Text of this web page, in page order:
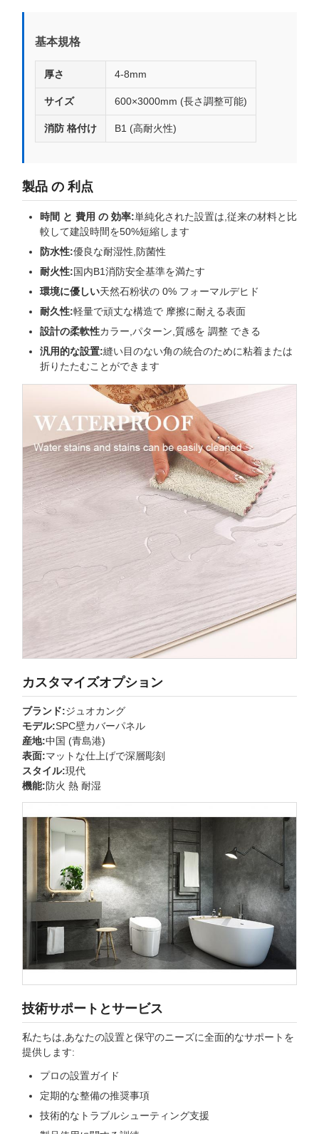
基本規格
厚さ 4-8mm
サイズ 600×3000mm (長さ調整可能)
消防 格付け B1 (高耐火性)
製品 の 利点
時間 と 費用 の 効率:単純化された設置は,従来の材料と比
較して建設時間を50%短縮します
防水性:優良な耐湿性,防菌性
耐火性:国内B1消防安全基準を満たす
環境に優しい天然石粉状の 0% フォーマルデヒド
耐久性:軽量で頑丈な構造で 摩擦に耐える表面
設計の柔軟性カラー,パターン,質感を 調整 できる
汎用的な設置:縫い目のない角の統合のために粘着または
折りたたむことができます
カスタマイズオプション
ブランド:ジュオカング
モデル:SPC壁カバーパネル
産地:中国 (青島港)
表面:マットな仕上げで深層彫刻
スタイル:現代
機能:防火 熱 耐湿
技術サポートとサービス
私たちは,あなたの設置と保守のニーズに全面的なサポートを
提供します:
プロの設置ガイド
定期的な整備の推奨事項
技術的なトラブルシューティング支援